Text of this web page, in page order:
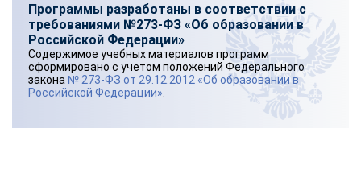
Программы разработаны в соответствии с
требованиями №273-ФЗ «Об образовании в
Российской Федерации»
Содержимое учебных материалов программ
сформировано с учетом положений Федерального
закона № 273-ФЗ от 29.12.2012 «Об образовании в
Российской Федерации»